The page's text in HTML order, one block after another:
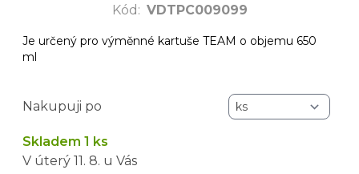
Kód : VDTPC009099
Je určený pro výměnné kartuše TEAM o objemu 650
ml
Nakupuji po
Skladem 1 ks
V úterý 11. 8. u Vás